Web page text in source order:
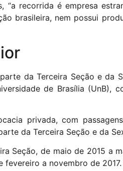
“a recorrida é empresa
brasileira, nem possui
da Terceira Seção e da
de Brasília (UnB),
privada, com
da Terceira Seção e da
Seção, de maio de 2015 a
a novembro de 2017.